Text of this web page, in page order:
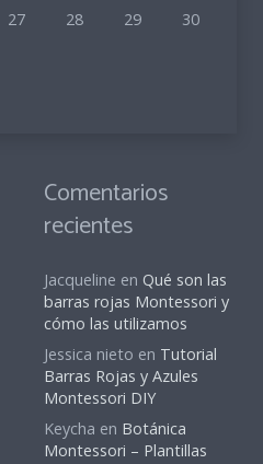
27 28 29
30
Comentarios
recientes
Jacqueline en Qué son las
barras rojas Montessori y
cómo las utilizamos
Jessica nieto en Tutorial
Barras Rojas y Azules
Montessori DIY
Keycha en Botánica
Montessori – Plantillas